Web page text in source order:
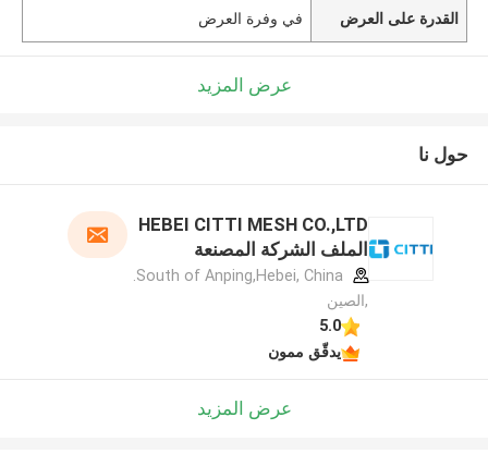
القدرة على العرض في وفرة العرض
عرض المزيد
حول نا
HEBEI CITTI MESH CO.,LTD
الملف الشركة المصنعة
,الصين
5.0
يدقّق ممون
عرض المزيد